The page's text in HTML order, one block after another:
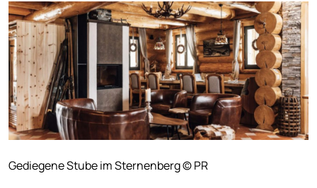
Gediegene Stube im Sternenberg © PR